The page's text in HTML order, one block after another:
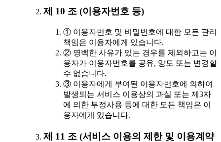
제 10 조 (이용자번호 등)
① 이용자번호 및 비밀번호에 대한 모든 관리
책임은 이용자에게 있습니다.
② 명백한 사유가 있는 경우를 제외하고는 이
용자가 이용자번호를 공유, 양도 또는 변경할
수 없습니다.
③ 이용자에게 부여된 이용자번호에 의하여
발생되는 서비스 이용상의 과실 또는 제3자
에 의한 부정사용 등에 대한 모든 책임은 이
용자에게 있습니다.
제 11 조 (서비스 이용의 제한 및 이용계약